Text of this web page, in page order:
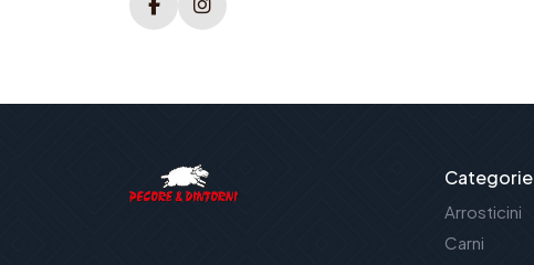
Categorie
Arrosticini
Carni